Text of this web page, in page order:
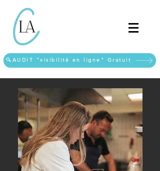
🔍AUDIT "visibilité en ligne" Gratuit